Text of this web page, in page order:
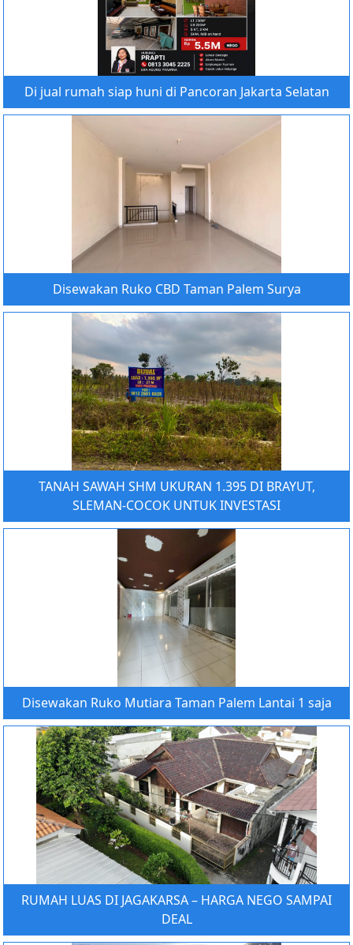
Di jual rumah siap huni di Pancoran Jakarta Selatan
Disewakan Ruko CBD Taman Palem Surya
TANAH SAWAH SHM UKURAN 1.395 DI BRAYUT,
SLEMAN-COCOK UNTUK INVESTASI
Disewakan Ruko Mutiara Taman Palem Lantai 1 saja
RUMAH LUAS DI JAGAKARSA – HARGA NEGO SAMPAI
DEAL